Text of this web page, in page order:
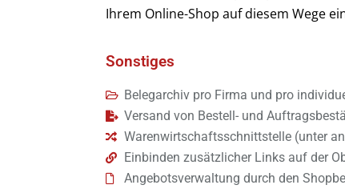
Ihrem Online-Shop auf diesem Wege
Sonstiges
Belegarchiv pro Firma und pro
Versand von Bestell- und
Warenwirtschaftsschnittstelle (unter
Einbinden zusätzlicher Links auf der
Angebotsverwaltung durch den